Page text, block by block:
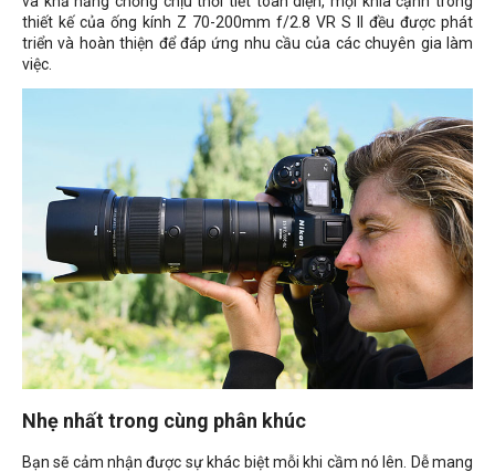
thiết kế của ống kính Z 70-200mm f/2.8 VR S II đều được phát
triển và hoàn thiện để đáp ứng nhu cầu của các chuyên gia làm
việc.
Nhẹ nhất trong cùng phân khúc
Bạn sẽ cảm nhận được sự khác biệt mỗi khi cầm nó lên. Dễ mang